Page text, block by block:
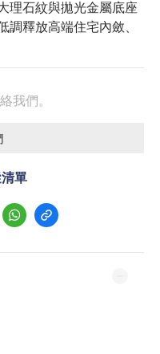
理石紋與拋光金屬底座
調釋放高端住宅內斂、
我們。
單